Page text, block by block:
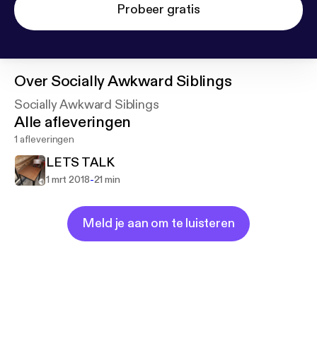
Probeer gratis
Over Socially Awkward Siblings
Socially Awkward Siblings
Alle afleveringen
1 afleveringen
LETS TALK
1 mrt 2018-21 min
Meld je aan om te luisteren